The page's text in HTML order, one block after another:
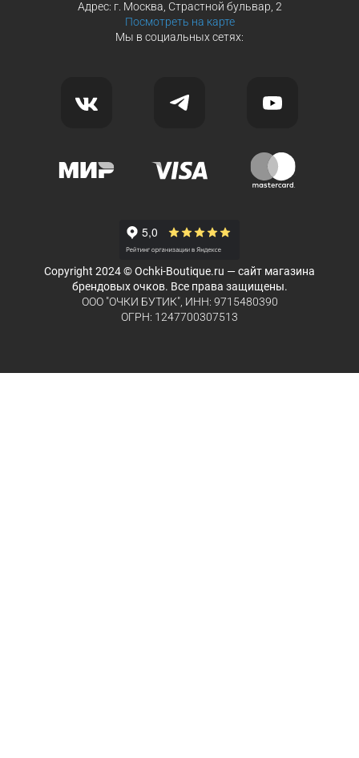
Адрес: г. Москва, Страстной бульвар, 2
Посмотреть на карте
Мы в социальных сетях:
Copyright 2024 © Ochki-Boutique.ru — сайт магазина
брендовых очков. Все права защищены.
ООО "ОЧКИ БУТИК", ИНН: 9715480390
ОГРН: 1247700307513